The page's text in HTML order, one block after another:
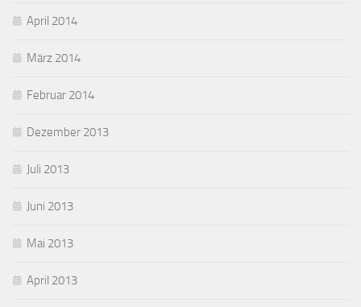
April 2014
März 2014
Februar 2014
Dezember 2013
Juli 2013
Juni 2013
Mai 2013
April 2013